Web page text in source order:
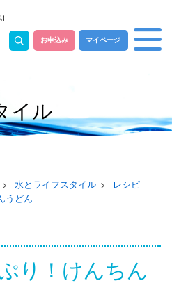
お申込み マイページ
イル
水とライフスタイル
レシピ
うどん
り！けんちん